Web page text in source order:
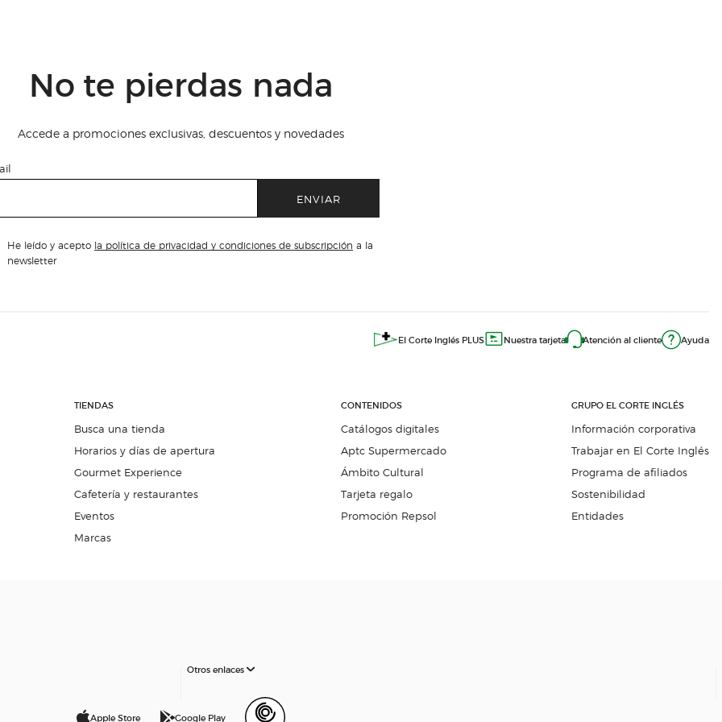
No te pierdas nada
Accede a promociones exclusivas, descuentos y novedades
ENVIAR
He leído y acepto la política de privacidad y condiciones de subscripción a la
newsletter
El Corte Inglés PLUS Nuestra tarjeta Atención al cliente Ayuda
TIENDAS
Busca una tienda
Horarios y días de apertura
Gourmet Experience
Cafetería y restaurantes
Eventos
Marcas
CONTENIDOS
Catálogos digitales
Aptc Supermercado
Ámbito Cultural
Tarjeta regalo
Promoción Repsol
GRUPO EL CORTE INGLÉS
Información corporativa
Trabajar en El Corte Inglés
Programa de afiliados
Sostenibilidad
Entidades
Otros enlaces
Apple Store Google Play